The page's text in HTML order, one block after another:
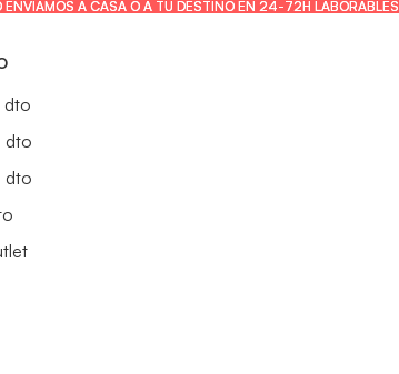
ENVIAMOS A CASA O A TU DESTINO EN 24-72H LABORABLES
ENVIAMOS A CASA O A TU DESTINO EN 24-72H LABORABLES
dto
dto
dto